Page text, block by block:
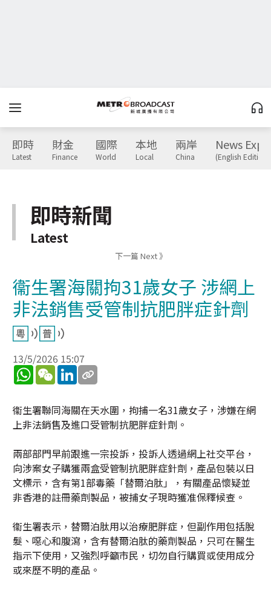
即時
Latest
財金
Finance
國際
World
本地
Local
兩岸
China
News
(English Edition)
即時新聞
Latest
下一篇 Next 》
衞生署海關拘31歲女子 涉網上
非法銷售受管制抗肥胖症針劑
13/5/2026 15:07
WhatsApp
WeChatLinkedIn
衞生署聯同海關在天水圍，拘捕一名31歲女子，涉嫌在網
上非法銷售及進口受管制抗肥胖症針劑。
兩部部門早前跟進一宗投訴，投訴人透過網上社交平台，
向涉案女子購獲兩盒受管制抗肥胖症針劑，產品包裝以日
文標示，含有第1部毒藥「替爾泊肽」，有關產品懷疑並
非香港的註冊藥劑製品，被捕女子現時獲准保釋候查。
衞生署表示，替爾泊肽用以治療肥胖症，但副作用包括脫
髮、噁心和腹瀉，含有替爾泊肽的藥劑製品，只可在醫生
指示下使用，又強烈呼籲市民，切勿自行購買或使用成分
或來歷不明的產品。